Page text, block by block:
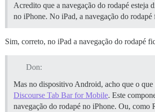
Acredito que a navegação do rodapé esteja
no iPhone. No iPad, a navegação do rodapé
Sim, correto, no iPad a navegação do rodapé
Don:
Mas no dispositivo Android, acho que o que
Discourse Tab Bar for Mobile. Este
navegação do rodapé no iPhone. Ou, como